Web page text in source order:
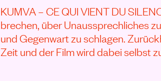
KUMVA – CE QUI VIENT DU
brechen, über Unaussprechliches
und Gegenwart zu schlagen.
Zeit und der Film wird dabei selbst